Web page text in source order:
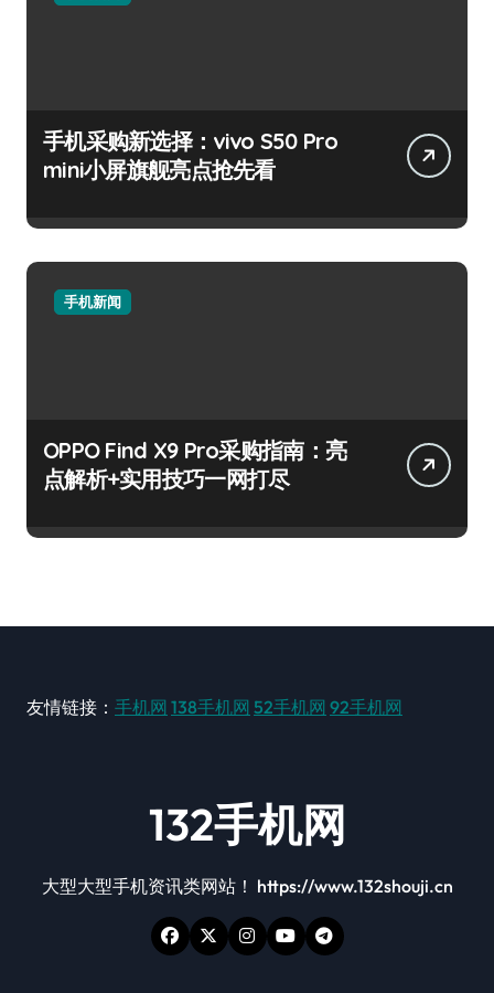
手机采购新选择：vivo S50 Pro
mini小屏旗舰亮点抢先看
手机新闻
OPPO Find X9 Pro采购指南：亮
点解析+实用技巧一网打尽
友情链接： 手机网 138手机网 52手机网 92手机网
132手机网
大型大型手机资讯类网站！ https://www.132shouji.cn